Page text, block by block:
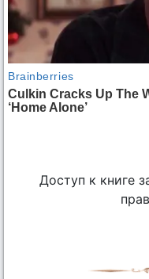
Доступ к книге